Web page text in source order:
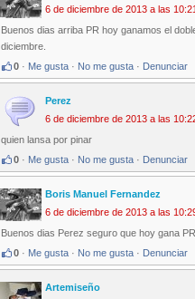
6 de diciembre de 2013 a las
Buenos dias arriba PR hoy ganamos el
diciembre.
0 · Me gusta · No me gusta · Denunciar
Perez
6 de diciembre de 2013 a las
quien lansa por pinar
0 · Me gusta · No me gusta · Denunciar
Boris Manuel Fernandez
6 de diciembre de 2013 a las
Buenos dias Perez seguro que hoy gana
0 · Me gusta · No me gusta · Denunciar
Artemiseño